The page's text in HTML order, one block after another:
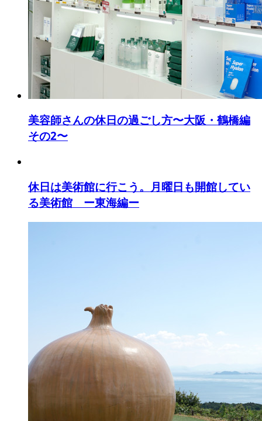
美容師さんの休日の過ごし方〜大阪・鶴橋編
その2〜
休日は美術館に行こう。月曜日も開館してい
る美術館 ー東海編ー